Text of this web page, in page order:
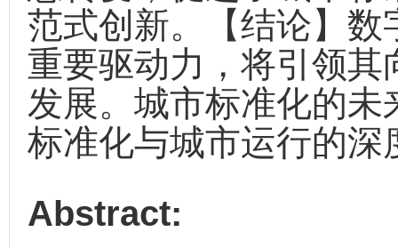
范式创新。【结论】
重要驱动力，将引领
发展。城市标准化的
标准化与城市运行的深
Abstract: